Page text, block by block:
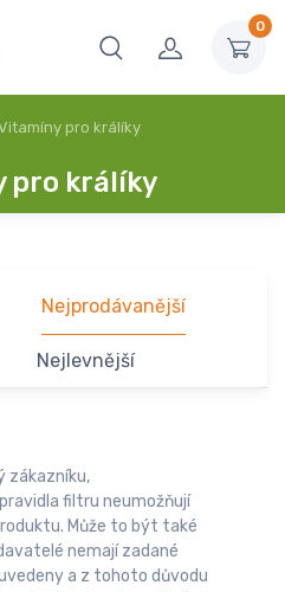
0
pro králíky
pro králíky
Nejprodávanější
Nejlevnější
zákazníku,
filtru neumožňují
Může to být také
nemají zadané
a z tohoto důvodu